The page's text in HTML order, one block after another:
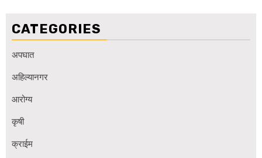
CATEGORIES
अपघात
अहिल्यानगर
आरोग्य
कृषी
क्राईम